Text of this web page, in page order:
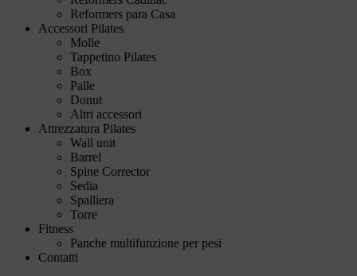
Reformers para Casa
Accessori Pilates
Molle
Tappetino Pilates
Box
Palle
Donut
Altri accessori
Attrezzatura Pilates
Wall unit
Barrel
Spine Corrector
Sedia
Spalliera
Torre
Fitness
Panche multifunzione per pesi
Contatti